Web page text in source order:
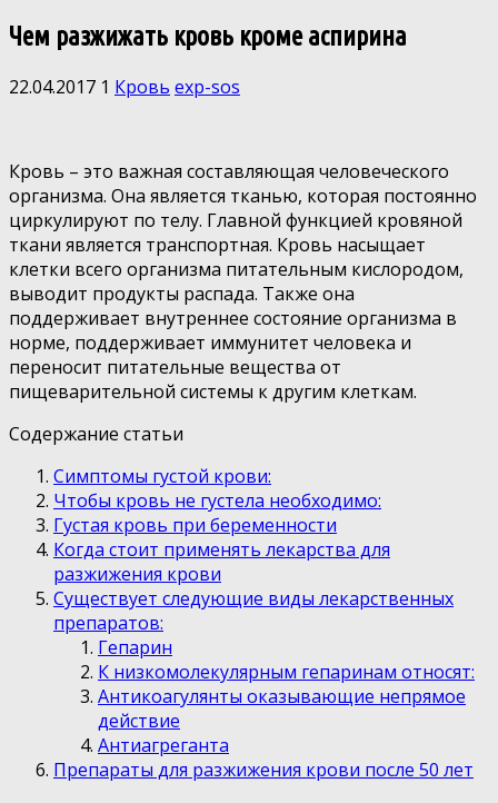
Чем разжижать кровь кроме аспирина
22.04.2017 1 Кровь exp-sos
Кровь – это важная составляющая человеческого
организма. Она является тканью, которая постоянно
циркулируют по телу. Главной функцией кровяной
ткани является транспортная. Кровь насыщает
клетки всего организма питательным кислородом,
выводит продукты распада. Также она
поддерживает внутреннее состояние организма в
норме, поддерживает иммунитет человека и
переносит питательные вещества от
пищеварительной системы к другим клеткам.
Содержание статьи
Симптомы густой крови:
Чтобы кровь не густела необходимо:
Густая кровь при беременности
Когда стоит применять лекарства для
разжижения крови
Существует следующие виды лекарственных
препаратов:
Гепарин
К низкомолекулярным гепаринам относят:
Антикоагулянты оказывающие непрямое
действие
Антиагреганта
Препараты для разжижения крови после 50 лет